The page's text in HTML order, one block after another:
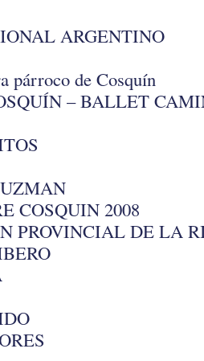
ARGENTINO
párroco de Cosquín
– BALLET
COSQUIN 2008
PROVINCIAL DE LA